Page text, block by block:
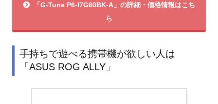
「G-Tune P6-I7G60BK-A」の詳細・価格情報はこち
ら
手持ちで遊べる携帯機が欲しい人は
「ASUS ROG ALLY」